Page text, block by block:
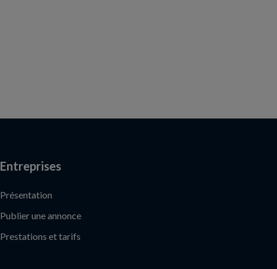
Entreprises
Présentation
Publier une annonce
Prestations et tarifs